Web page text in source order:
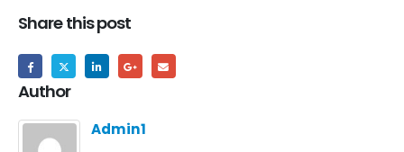
Share this post
Author
Admin1